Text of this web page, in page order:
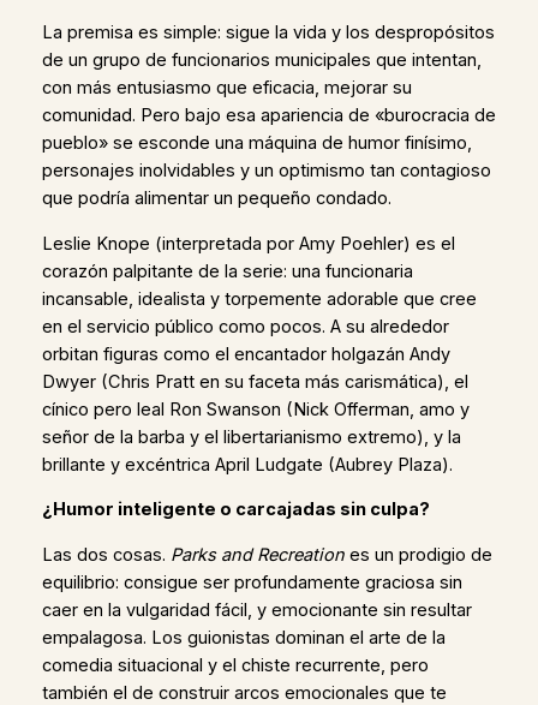
La premisa es simple: sigue la vida y los despropósitos
de un grupo de funcionarios municipales que intentan,
con más entusiasmo que eficacia, mejorar su
comunidad. Pero bajo esa apariencia de «burocracia de
pueblo» se esconde una máquina de humor finísimo,
personajes inolvidables y un optimismo tan contagioso
que podría alimentar un pequeño condado.
Leslie Knope (interpretada por Amy Poehler) es el
corazón palpitante de la serie: una funcionaria
incansable, idealista y torpemente adorable que cree
en el servicio público como pocos. A su alrededor
orbitan figuras como el encantador holgazán Andy
Dwyer (Chris Pratt en su faceta más carismática), el
cínico pero leal Ron Swanson (Nick Offerman, amo y
señor de la barba y el libertarianismo extremo), y la
brillante y excéntrica April Ludgate (Aubrey Plaza).
¿Humor inteligente o carcajadas sin culpa?
Las dos cosas. Parks and Recreationes un prodigio de
equilibrio: consigue ser profundamente graciosa sin
caer en la vulgaridad fácil, y emocionante sin resultar
empalagosa. Los guionistas dominan el arte de la
comedia situacional y el chiste recurrente, pero
también el de construir arcos emocionales que te